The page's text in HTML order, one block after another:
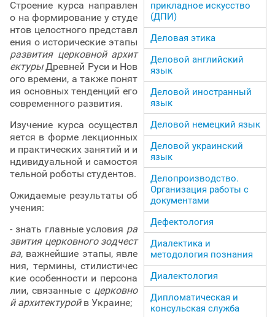
Строение курса направлен
о на формирование у студе
нтов целостного представл
ения о исторические этапы
развития церковной архит
ектурыДревней Руси и Нов
ого времени, а также понят
ия основных тенденций его
современного развития.
Изучение курса осуществл
яется в форме лекционных
и практических занятий и и
ндивидуальной и самостоя
тельной роботы студентов.
Ожидаемые результаты об
учения:
- знать главные условия ра
звития церковного зодчест
ва, важнейшие этапы, явле
ния, термины, стилистичес
кие особенности и персона
лии, связанные с церковно
й архитектуройв Украине;
прикладное искусство
(ДПИ)
Деловая этика
Деловой английский
язык
Деловой иностранный
язык
Деловой немецкий язык
Деловой украинский
язык
Делопроизводство.
Организация работы с
документами
Дефектология
Диалектика и
методология познания
Диалектология
Дипломатическая и
консульская служба